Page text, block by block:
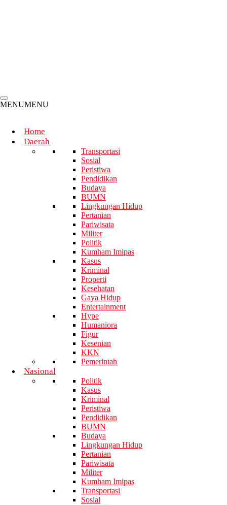
MENUMENU
Home
Daerah
Transportasi
Sosial
Peristiwa
Pendidikan
Budaya
BUMN
Lingkungan Hidup
Pertanian
Pariwisata
Militer
Politik
Kumham Imipas
Kasus
Kriminal
Properti
Kesehatan
Gaya Hidup
Entertainment
Hype
Humaniora
Figur
Kesenian
KKN
Pemerintah
Nasional
Politik
Kasus
Kriminal
Peristiwa
Pendidikan
BUMN
Budaya
Lingkungan Hidup
Pertanian
Pariwisata
Militer
Kumham Imipas
Transportasi
Sosial